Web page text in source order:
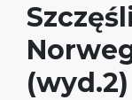
(wyd.2)